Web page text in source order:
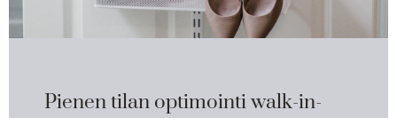
Pienen tilan optimointi walk-in-